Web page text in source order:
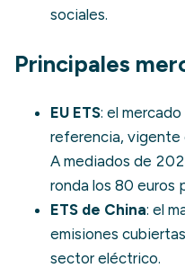
sociales.
Principales
EU ETS: el
referencia, vigente
A mediados de
ronda los 80 euros
ETS de China: el
emisiones
sector eléctrico.